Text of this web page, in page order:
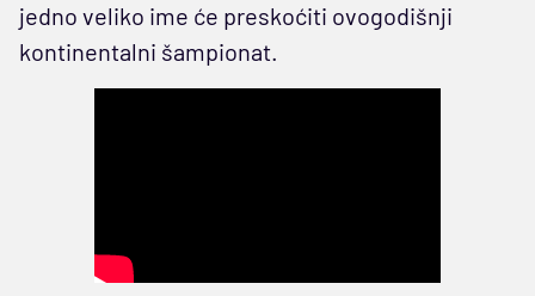
jedno veliko ime će preskoćiti ovogodišnji
kontinentalni šampionat.